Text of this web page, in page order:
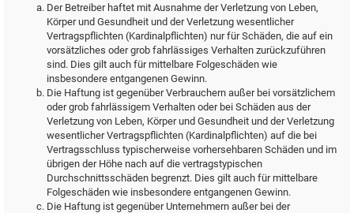
Der Betreiber haftet mit Ausnahme der Verletzung von Leben,
Körper und Gesundheit und der Verletzung wesentlicher
Vertragspflichten (Kardinalpflichten) nur für Schäden, die auf ein
vorsätzliches oder grob fahrlässiges Verhalten zurückzuführen
sind. Dies gilt auch für mittelbare Folgeschäden wie
insbesondere entgangenen Gewinn.
Die Haftung ist gegenüber Verbrauchern außer bei vorsätzlichem
oder grob fahrlässigem Verhalten oder bei Schäden aus der
Verletzung von Leben, Körper und Gesundheit und der Verletzung
wesentlicher Vertragspflichten (Kardinalpflichten) auf die bei
Vertragsschluss typischerweise vorhersehbaren Schäden und im
übrigen der Höhe nach auf die vertragstypischen
Durchschnittsschäden begrenzt. Dies gilt auch für mittelbare
Folgeschäden wie insbesondere entgangenen Gewinn.
Die Haftung ist gegenüber Unternehmern außer bei der